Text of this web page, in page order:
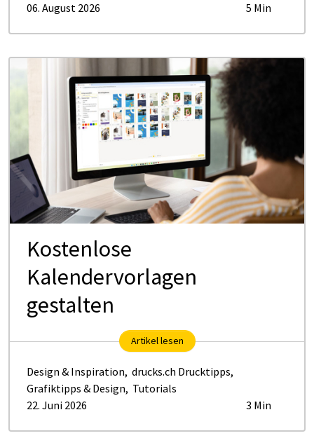
06. August 2026
5 Min
Kostenlose
Kalendervorlagen
gestalten
Artikel lesen
Design & Inspiration, drucks.ch Drucktipps,
Grafiktipps & Design, Tutorials
22. Juni 2026
3 Min